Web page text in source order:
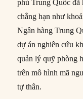
phủ Trung Quốc đã
chẳng hạn như
Ngân hàng Trung
dự án nghiên cứu
quản lý quỹ phòng
trên mô hình mã
tự thân.